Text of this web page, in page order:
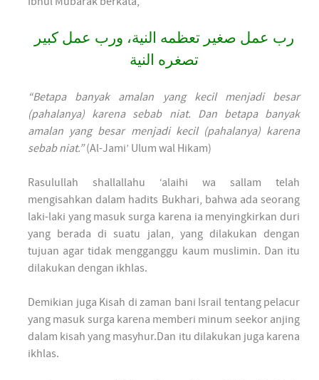
رب عمل صغير تعظمه النية، ورب عمل كبير
تصغره النية
“Betapa banyak amalan yang kecil menjadi besar
(pahalanya) karena sebab niat. Dan betapa banyak
amalan yang besar menjadi kecil (pahalanya) karena
sebab niat.”(Al-Jami’ Ulum wal Hikam)
Rasulullah shallallahu ‘alaihi wa sallam telah
mengisahkan dalam hadits Bukhari, bahwa ada seorang
laki-laki yang masuk surga karena ia menyingkirkan duri
yang berada di suatu jalan, yang dilakukan dengan
tujuan agar tidak mengganggu kaum muslimin. Dan itu
dilakukan dengan ikhlas.
Demikian juga Kisah di zaman bani Israil tentang pelacur
yang masuk surga karena memberi minum seekor anjing
dalam kisah yang masyhur.Dan itu dilakukan juga karena
ikhlas.